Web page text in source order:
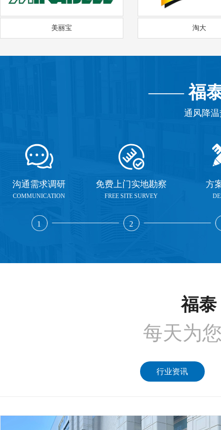
美丽宝 淘大
——福
通风降
沟通需求调研
COMMUNICATION
1
免费上门实地勘察
FREE SITE SURVEY
2
方
福泰
每天为
行业资讯